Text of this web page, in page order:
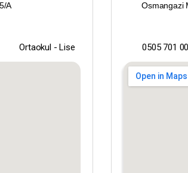
Erzincan
Erzurum
Eskişehir
A
Ortaokul - Lise
Osmangazi
0505 701